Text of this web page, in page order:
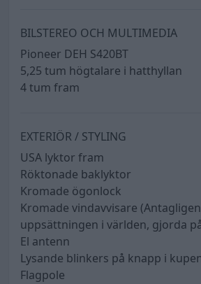
BILSTEREO OCH MULTIMEDIA
Pioneer DEH S420BT
5,25 tum högtalare i hatthyllan
4 tum fram
EXTERIÖR / STYLING
USA lyktor fram
Röktonade baklyktor
Kromade ögonlock
Kromade vindavvisare
uppsättningen i världen, gjorda
El antenn
Lysande blinkers på knapp i
Flagpole